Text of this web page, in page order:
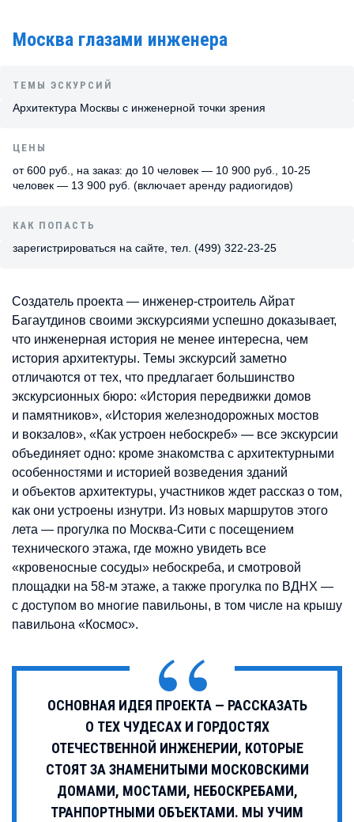
Москва глазами инженера
ТЕМЫ ЭСКУРСИЙ
Архитектура Москвы с инженерной точки зрения
ЦЕНЫ
от 600 руб., на заказ: до 10 человек — 10 900 руб., 10-25
человек — 13 900 руб. (включает аренду радиогидов)
КАК ПОПАСТЬ
зарегистрироваться на сайте, тел. (499) 322-23-25
Создатель проекта — инженер-строитель Айрат
Багаутдинов своими экскурсиями успешно доказывает,
что инженерная история не менее интересна, чем
история архитектуры. Темы экскурсий заметно
отличаются от тех, что предлагает большинство
экскурсионных бюро: «История передвижки домов
и памятников», «История железнодорожных мостов
и вокзалов», «Как устроен небоскреб» — все экскурсии
объединяет одно: кроме знакомства с архитектурными
особенностями и историей возведения зданий
и объектов архитектуры, участников ждет рассказ о том,
как они устроены изнутри. Из новых маршрутов этого
лета — прогулка по Москва-Сити с посещением
технического этажа, где можно увидеть все
«кровеносные сосуды» небоскреба, и смотровой
площадки на 58-м этаже, а также прогулка по ВДНХ —
с доступом во многие павильоны, в том числе на крышу
павильона «Космос».
ОСНОВНАЯ ИДЕЯ ПРОЕКТА — РАССКАЗАТЬ
О ТЕХ ЧУДЕСАХ И ГОРДОСТЯХ
ОТЕЧЕСТВЕННОЙ ИНЖЕНЕРИИ, КОТОРЫЕ
СТОЯТ ЗА ЗНАМЕНИТЫМИ МОСКОВСКИМИ
ДОМАМИ, МОСТАМИ, НЕБОСКРЕБАМИ,
ТРАНПОРТНЫМИ ОБЪЕКТАМИ. МЫ УЧИМ